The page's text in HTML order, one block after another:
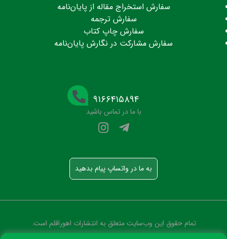
سفارش استخراج مقاله از پایان‌نامه
سفارش ترجمه
سفارش چاپ کتاب
سفارش مشارکت در نگارش پایان‌نامه
۹۱۶۶۴۱۵۸۹۴
با ما در تماس باشید
به ما در واتساپ پیام بدهید
تمام حقوق این وب‌سایت متعلق به انتشارات اهوراقلم است.